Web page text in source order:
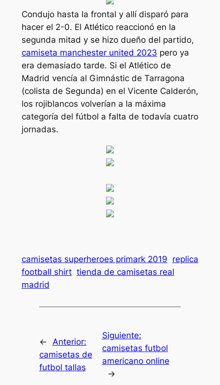
Condujo hasta la frontal y allí disparó para
hacer el 2-0. El Atlético reaccionó en la
segunda mitad y se hizo dueño del partido,
camiseta manchester united 2023 pero ya
era demasiado tarde. Si el Atlético de
Madrid vencía al Gimnástic de Tarragona
(colista de Segunda) en el Vicente Calderón,
los rojiblancos volverían a la máxima
categoría del fútbol a falta de todavía cuatro
jornadas.
camisetas superheroes primark 2019 replica
football shirt tienda de camisetas real
madrid
← Anterior:
camisetas de
futbol tallas
Siguiente:
camisetas futbol
americano online
→